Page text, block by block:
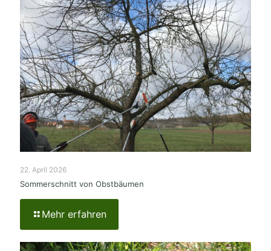
22. April 2026
Sommerschnitt von Obstbäumen
Mehr erfahren